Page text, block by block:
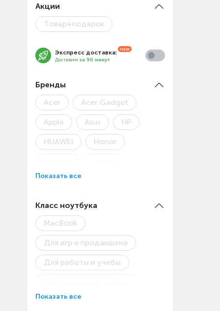
Акции
Товар+подарок
Экспресс доставка:
Доставим за 90 минут
Бренды
Acer
Acer Gadget
Apple Asus HP
HUAWEI Honor
Показать все
Класс ноутбука
MacBook
Для игр и продакшена
Для работы и учебы
Показать все